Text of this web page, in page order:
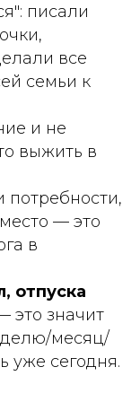
писали
все
семьи к
и не
выжить в
потребности,
— это
в
отпуска
это значит
месяц/
уже сегодня.